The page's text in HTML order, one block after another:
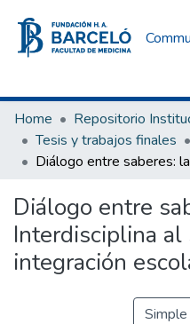
Home
Tesis y trabajos finales
Diálogo entre
Interdisciplina al
integración